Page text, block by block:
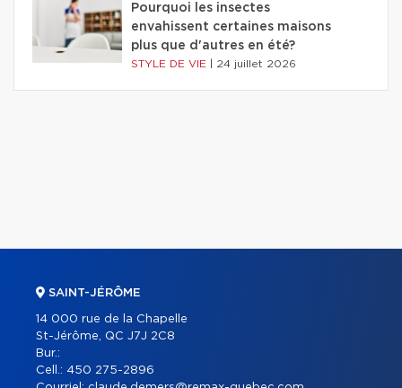
Pourquoi les insectes
envahissent certaines maisons
plus que d'autres en été?
STYLE DE VIE 24 juillet 2026
SAINT-JÉRÔME
14 000 rue de la Chapelle
St-Jérôme, QC J7J 2C8
Bur.:
Cell.: 450 275-2896